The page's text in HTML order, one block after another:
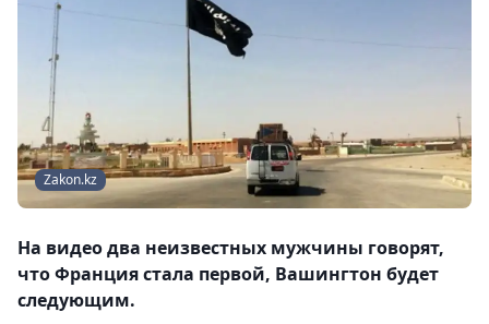
Zakon.kz
На видео два неизвестных мужчины говорят,
что Франция стала первой, Вашингтон будет
следующим.